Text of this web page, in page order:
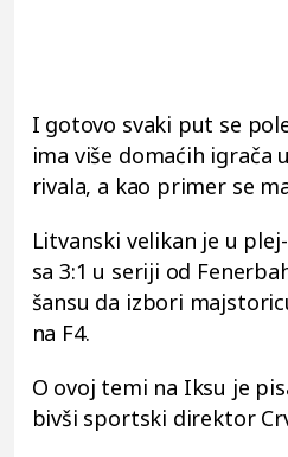
I gotovo svaki put se
ima više domaćih igrača
rivala, a kao primer se
Litvanski velikan je u
sa 3:1 u seriji od
šansu da izbori
na F4.
O ovoj temi na Iksu je
bivši sportski direktor